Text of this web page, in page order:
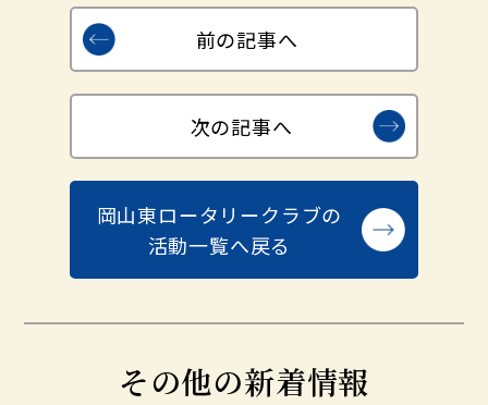
前の記事へ
岡山東ロータリークラブの
活動一覧へ戻る
次の記事へ
その他の新着情報